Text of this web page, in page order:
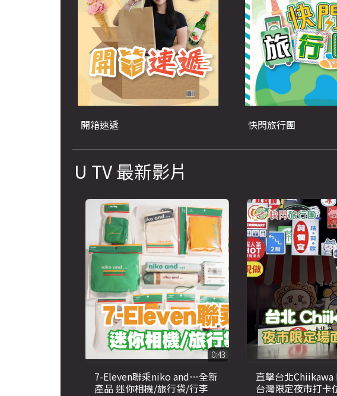
開箱速遞 快閃旅行團
U TV 最新影片
0:43
7-Eleven聯乘niko and…全新
產品 迷你相機/旅行袋/行李
直擊台北Chiikawa
台灣限定夜市打卡